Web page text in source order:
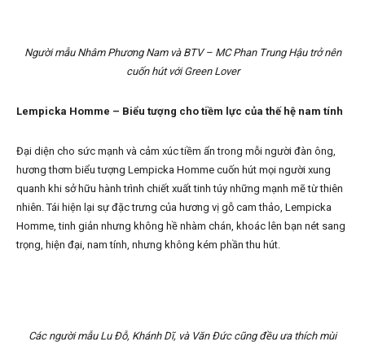
Người mẫu Nhâm Phương Nam và BTV – MC Phan Trung Hậu trở nên
cuốn hút với Green Lover
Lempicka Homme – Biểu tượng cho tiềm lực của thế hệ nam tính
Đại diện cho sức mạnh và cảm xúc tiềm ẩn trong mỗi người đàn ông,
hương thơm biểu tượng Lempicka Homme cuốn hút mọi người xung
quanh khi sở hữu hành trình chiết xuất tinh túy những mạnh mẽ từ thiên
nhiên. Tái hiện lại sự đặc trưng của hương vị gỗ cam thảo, Lempicka
Homme, tinh giản nhưng không hề nhàm chán, khoác lên bạn nét sang
trọng, hiện đại, nam tính, nhưng không kém phần thu hút.
Các người mẫu Lu Đỗ, Khánh Dĩ, và Văn Đức cũng đều ưa thích mùi